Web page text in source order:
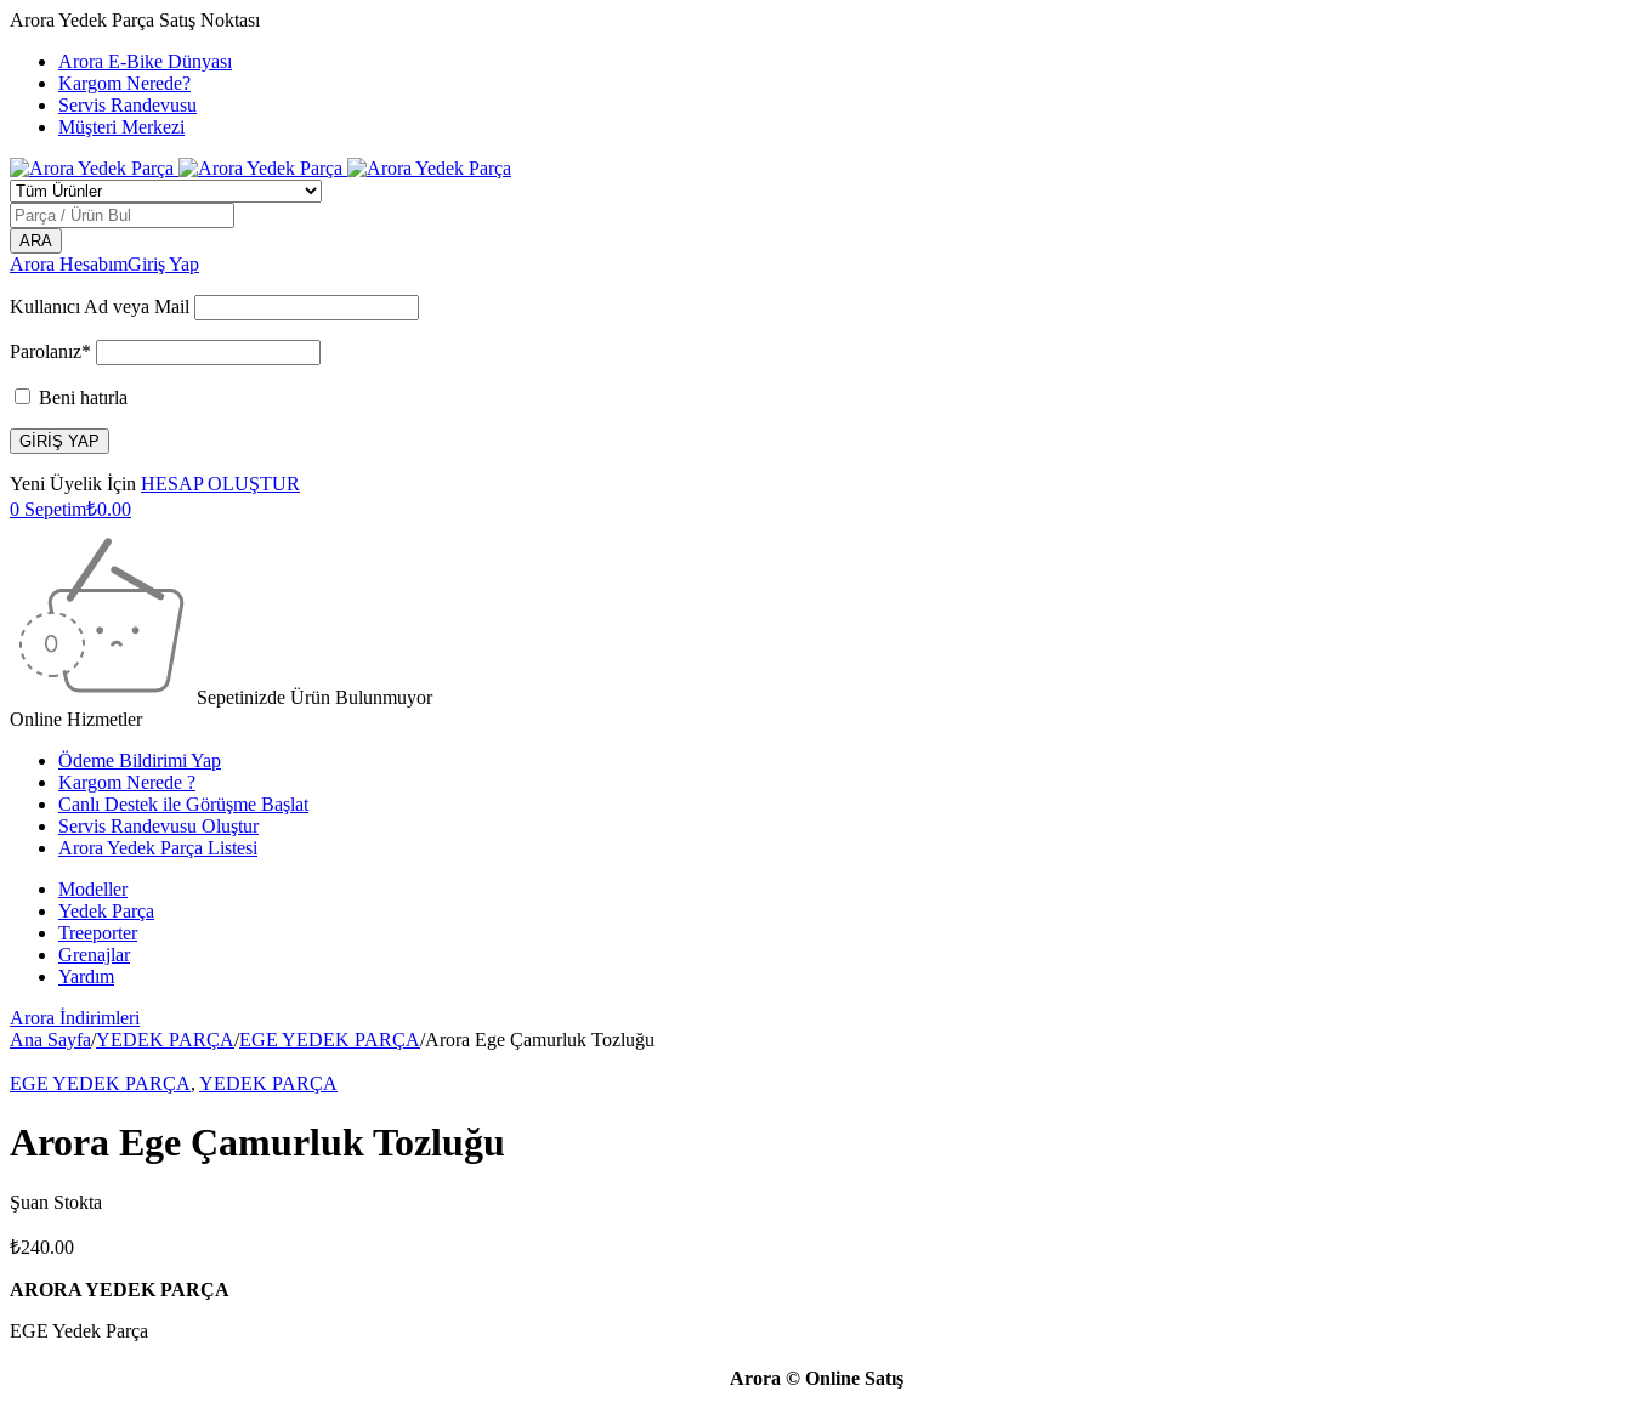
Arora Yedek Parça Satış Noktası
Arora E-Bike Dünyası
Kargom Nerede?
Servis Randevusu
Müşteri Merkezi
Arora HesabımGiriş Yap
Kullanıcı Ad veya Mail
Parolanız*
Beni hatırla
Yeni Üyelik İçin HESAP OLUŞTUR
0 Sepetim₺0.00
Sepetinizde Ürün Bulunmuyor
Online Hizmetler
Ödeme Bildirimi Yap
Kargom Nerede ?
Canlı Destek ile Görüşme Başlat
Servis Randevusu Oluştur
Arora Yedek Parça Listesi
Modeller
Yedek Parça
Treeporter
Grenajlar
Yardım
Arora İndirimleri
Ana Sayfa/YEDEK PARÇA/EGE YEDEK PARÇA/Arora Ege Çamurluk Tozluğu
EGE YEDEK PARÇA, YEDEK PARÇA
Arora Ege Çamurluk Tozluğu
Şuan Stokta
₺240.00
ARORA YEDEK PARÇA
EGE Yedek Parça
Arora © Online Satış